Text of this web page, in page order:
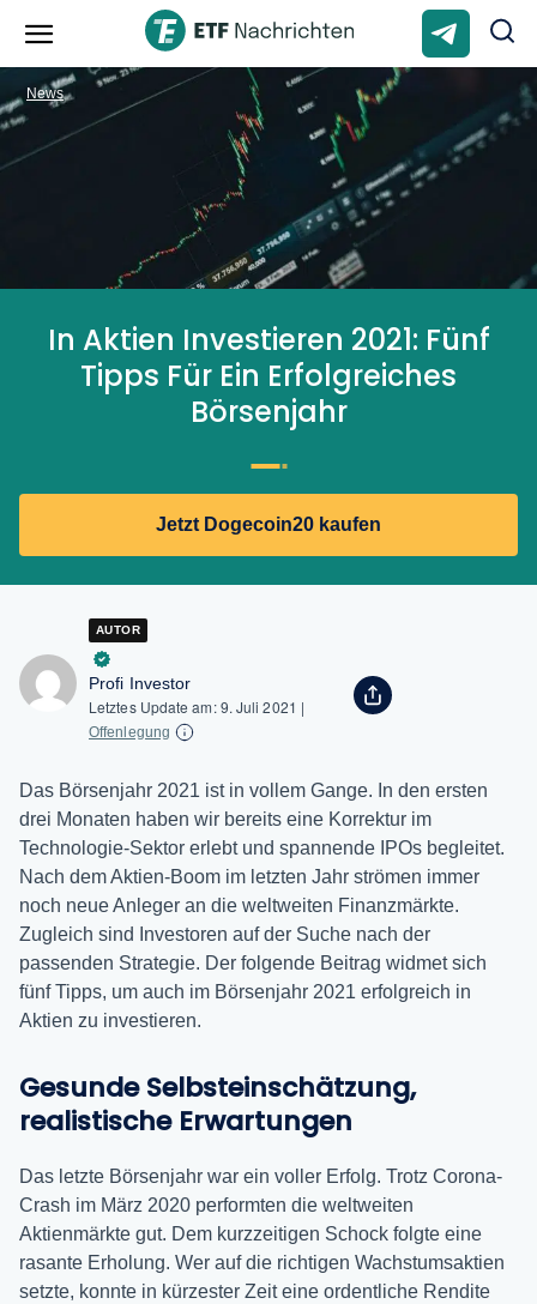
In Aktien Investieren 2021: Fünf
Tipps Für Ein Erfolgreiches
Börsenjahr
Jetzt Dogecoin20 kaufen
News
AUTOR
Profi Investor
Letztes Update am:9. Juli 2021 |
Offenlegung
Das Börsenjahr 2021 ist in vollem Gange. In den ersten
drei Monaten haben wir bereits eine Korrektur im
Technologie-Sektor erlebt und spannende IPOs begleitet.
Nach dem Aktien-Boom im letzten Jahr strömen immer
noch neue Anleger an die weltweiten Finanzmärkte.
Zugleich sind Investoren auf der Suche nach der
passenden Strategie. Der folgende Beitrag widmet sich
fünf Tipps, um auch im Börsenjahr 2021 erfolgreich in
Aktien zu investieren.
Gesunde Selbsteinschätzung,
realistische Erwartungen
Das letzte Börsenjahr war ein voller Erfolg. Trotz Corona-
Crash im März 2020 performten die weltweiten
Aktienmärkte gut. Dem kurzzeitigen Schock folgte eine
rasante Erholung. Wer auf die richtigen Wachstumsaktien
setzte, konnte in kürzester Zeit eine ordentliche Rendite